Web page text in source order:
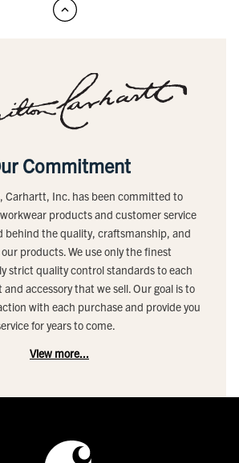
Commitment
Carhartt, Inc. has been committed to
products and customer service
behind the quality, craftsmanship, and
products. We use only the finest
strict quality control standards to each
accessory that we sell. Our goal is to
with each purchase and provide you
for years to come.
View more...